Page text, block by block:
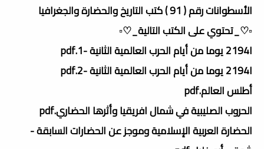
الأسطوانات رقم ( 91 ) كتب التاريخ والحضارة والجغرافيا
▫️♡_تحتوي على الكتب التالية_♡▫️
ا2194 يوما من أيام الحرب العالمية الثانية -1.pdf
ا2194 يوما من أيام الحرب العالمية الثانية -2.pdf
أطلس العالم.pdf
الحروب الصليبية في شمال افريقيا وأثرها الحضاري.pdf
الحضارة العربية الإسلامية وموجز عن الحضارات السابقة -